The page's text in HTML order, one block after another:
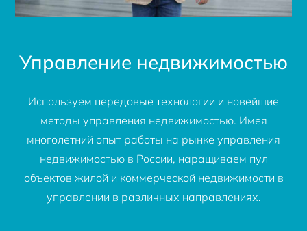
Управление недвижимостью
Используем передовые технологии и новейшие
методы управления недвижимостью. Имея
многолетний опыт работы на рынке управления
недвижимостью в России, наращиваем пул
объектов жилой и коммерческой недвижимости в
управлении в различных направлениях.